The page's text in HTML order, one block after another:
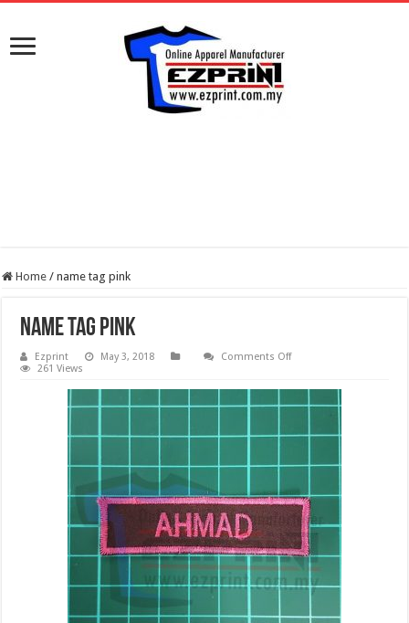
Home / name tag pink
name tag pink
Ezprint May 3, 2018 Comments Offon
pink
261 Views